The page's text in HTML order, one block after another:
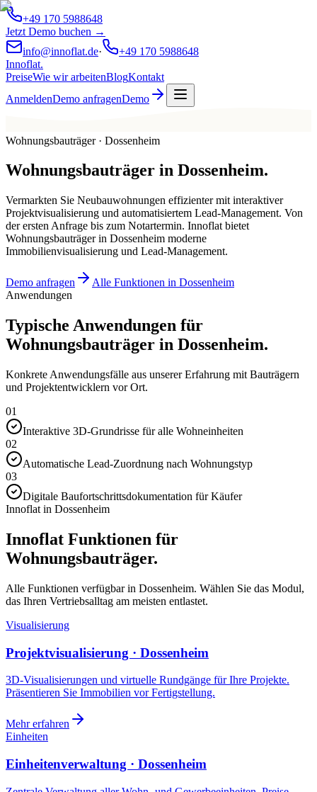
+49 170 5988648
Jetzt Demo buchen →
info@innoflat.de·
+49 170 5988648
Innoflat.
PreiseWie wir arbeitenBlogKontakt
AnmeldenDemo anfragenDemo
Wohnungsbauträger · Dossenheim
Wohnungsbauträger in Dossenheim.
Vermarkten Sie Neubauwohnungen effizienter mit interaktiver
Projektvisualisierung und automatisiertem Lead-Management. Von
der ersten Anfrage bis zum Notartermin. Innoflat bietet
Wohnungsbauträger in Dossenheim moderne
Immobilienvisualisierung und Lead-Management.
Demo anfragen
Alle Funktionen in Dossenheim
Anwendungen
Typische Anwendungen für
Wohnungsbauträger in Dossenheim.
Konkrete Anwendungsfälle aus unserer Erfahrung mit Bauträgern
und Projektentwicklern vor Ort.
01
Interaktive 3D-Grundrisse für alle Wohneinheiten
02
Automatische Lead-Zuordnung nach Wohnungstyp
03
Digitale Baufortschrittsdokumentation für Käufer
Innoflat in Dossenheim
Innoflat Funktionen für
Wohnungsbauträger.
Alle Funktionen verfügbar in Dossenheim. Wählen Sie das Modul,
das Ihren Vertriebsalltag am meisten entlastet.
Visualisierung
Projektvisualisierung · Dossenheim
3D-Visualisierungen und virtuelle Rundgänge für Ihre Projekte.
Präsentieren Sie Immobilien vor Fertigstellung.
Mehr erfahren
Einheiten
Einheitenverwaltung · Dossenheim